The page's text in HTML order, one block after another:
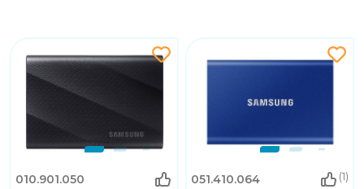
010.901.050 051.410.064 (1)